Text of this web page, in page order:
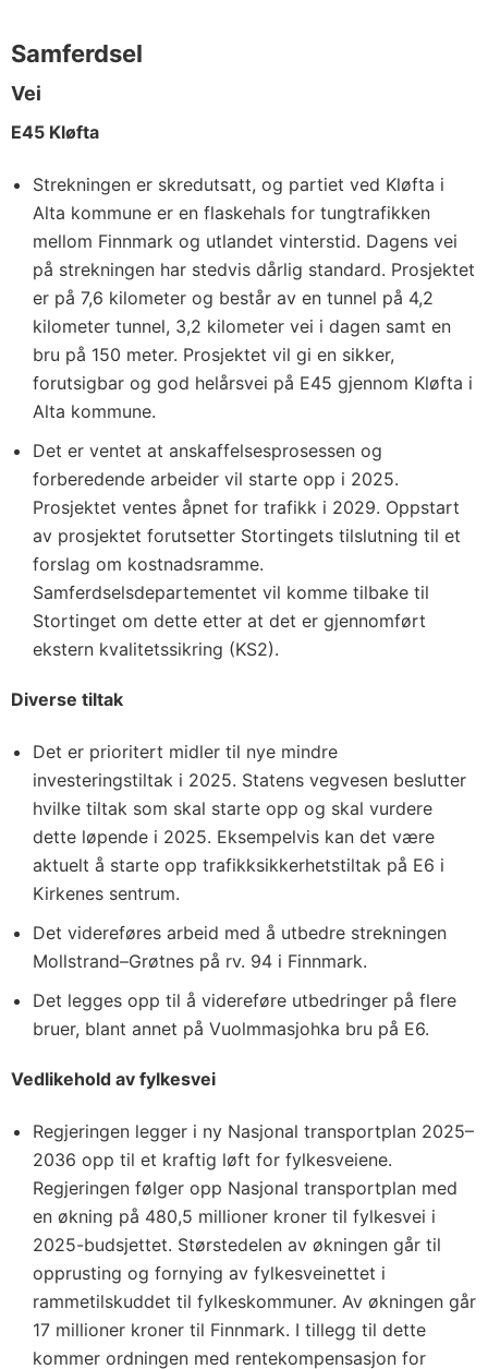
Samferdsel
Vei
E45 Kløfta
Strekningen er skredutsatt, og partiet ved Kløfta i
Alta kommune er en flaskehals for tungtrafikken
mellom Finnmark og utlandet vinterstid. Dagens vei
på strekningen har stedvis dårlig standard. Prosjektet
er på 7,6 kilometer og består av en tunnel på 4,2
kilometer tunnel, 3,2 kilometer vei i dagen samt en
bru på 150 meter. Prosjektet vil gi en sikker,
forutsigbar og god helårsvei på E45 gjennom Kløfta i
Alta kommune.
Det er ventet at anskaffelsesprosessen og
forberedende arbeider vil starte opp i 2025.
Prosjektet ventes åpnet for trafikk i 2029. Oppstart
av prosjektet forutsetter Stortingets tilslutning til et
forslag om kostnadsramme.
Samferdselsdepartementet vil komme tilbake til
Stortinget om dette etter at det er gjennomført
ekstern kvalitetssikring (KS2).
Diverse tiltak
Det er prioritert midler til nye mindre
investeringstiltak i 2025. Statens vegvesen beslutter
hvilke tiltak som skal starte opp og skal vurdere
dette løpende i 2025. Eksempelvis kan det være
aktuelt å starte opp trafikksikkerhetstiltak på E6 i
Kirkenes sentrum.
Det videreføres arbeid med å utbedre strekningen
Mollstrand–Grøtnes på rv. 94 i Finnmark.
Det legges opp til å videreføre utbedringer på flere
bruer, blant annet på Vuolmmasjohka bru på E6.
Vedlikehold av fylkesvei
Regjeringen legger i ny Nasjonal transportplan 2025–
2036 opp til et kraftig løft for fylkesveiene.
Regjeringen følger opp Nasjonal transportplan med
en økning på 480,5 millioner kroner til fylkesvei i
2025-budsjettet. Størstedelen av økningen går til
opprusting og fornying av fylkesveinettet i
rammetilskuddet til fylkeskommuner. Av økningen går
17 millioner kroner til Finnmark. I tillegg til dette
kommer ordningen med rentekompensasjon for